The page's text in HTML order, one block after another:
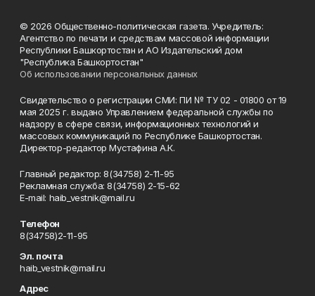
© 2026 Общественно-политическая газета. Учредитель:
Агентство по печати и средствам массовой информации
Республики Башкортостан и АО Издательский дом
"Республика Башкортостан"
Об использовании персональных данных
Свидетельство о регистрации СМИ: ПИ № ТУ 02 - 01800 от 19
мая 2025 г. выдано Управлением федеральной службы по
надзору в сфере связи, информационных технологий и
массовых коммуникаций по Республике Башкортостан.
Директор-редактор Мустафина А.К.
Главный редактор: 8(34758) 2-11-95
Рекламная служба: 8(34758) 2-15-62
Е-mаil: haib_vestnik@mail.ru
Телефон
8(34758)2-11-95
Эл. почта
haib_vestnik@mail.ru
Адрес